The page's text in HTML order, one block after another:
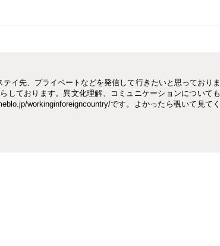
イ先、プライベートなどを発信して行きたいと思っておりま
しております。異文化理解、コミュニケーションについても
workinginforeigncountry/です。よかったら覗いて見てく